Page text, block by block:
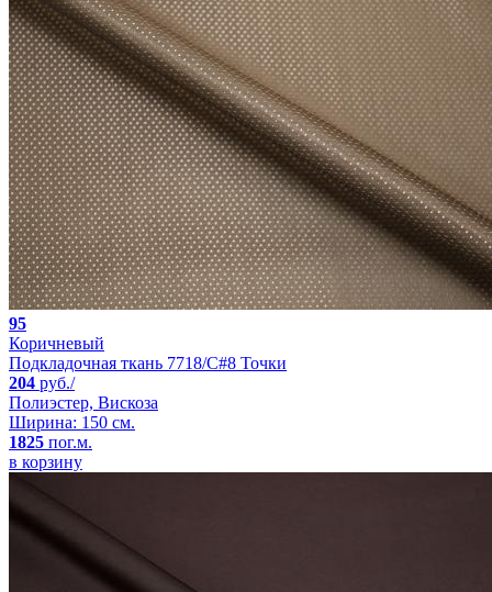
95
Коричневый
Подкладочная ткань 7718/C#8 Точки
204 руб./
Полиэстер, Вискоза
Ширина: 150 см.
1825 пог.м.
в корзину